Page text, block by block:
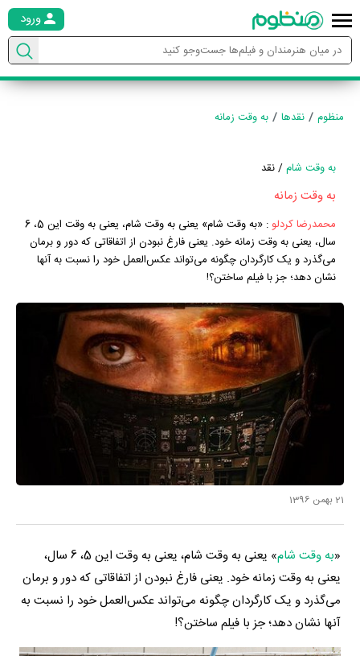
ورود
منظوم نقدها به وقت زمانه
به وقت شام/ نقد
به وقت زمانه
محمدرضا کردلو :
«به وقت شام» یعنی به وقت شام، یعنی به وقت این 5، 6
سال، یعنی به وقت زمانه خود. یعنی فارغ نبودن از اتفاقاتی که دور و برمان
می‌گذرد و یک کارگردان چگونه می‌تواند عکس‌العمل خود را نسبت به آنها
نشان دهد؛ جز با فیلم ساختن؟!
21 بهمن 1396
«به وقت شام
» یعنی به وقت شام، یعنی به وقت این 5، 6 سال،
یعنی به وقت زمانه خود. یعنی فارغ نبودن از اتفاقاتی که دور و برمان
می‌گذرد و یک کارگردان چگونه می‌تواند عکس‌العمل خود را نسبت به
آنها نشان دهد؛ جز با فیلم ساختن؟!